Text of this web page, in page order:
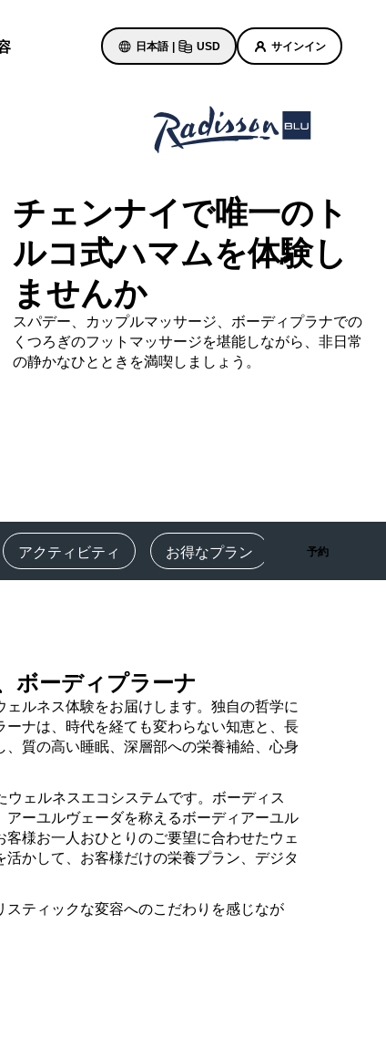
日本語 | USD サインイン
ホテルのセール
い
初回限定の予約特典
本日のセール
事前にご予約ください
パッケージをご覧ください
旅のアイデア
出張者
市内中心部にあるホテル
プログラムを見つける
特典
ポイントの使用方法
ポイントを獲得する方法
Bookers and Planners
会員になる
チェンナイで唯一のト
ルコ式ハマムを体験し
ませんか
スパデー、カップルマッサージ、ボーディプラナでの
くつろぎのフットマッサージを堪能しながら、非日常
の静かなひとときを満喫しましょう。
アクティビティ お得なプラン レビュー
予約
ボーディプラーナ
ルネス体験をお届けします。独自の哲学に
ナは、時代を経ても変わらない知恵と、長
質の高い睡眠、深層部への栄養補給、心身
ェルネスエコシステムです。ボーディス
ーユルヴェーダを称えるボーディアーユル
様お一人おひとりのご要望に合わせたウェ
かして、お客様だけの栄養プラン、デジタ
ティックな変容へのこだわりを感じなが